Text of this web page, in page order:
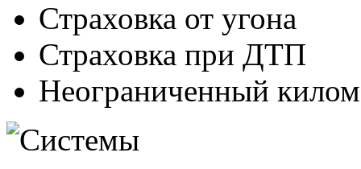
Страховка от угона
Страховка при ДТП
Неограниченный